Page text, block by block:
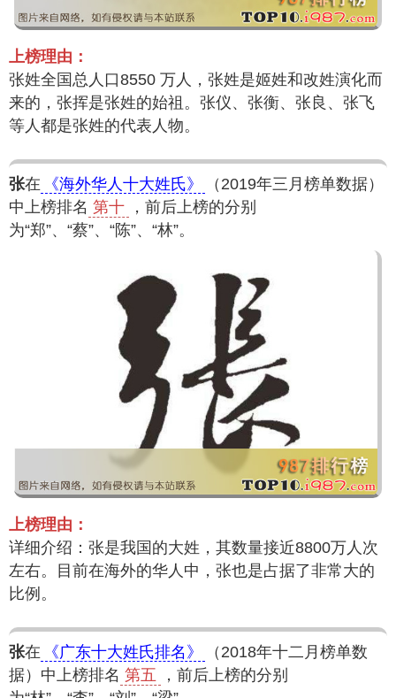
上榜理由：
张姓全国总人口8550 万人，张姓是姬姓和改姓演化而
来的，张挥是张姓的始祖。张仪、张衡、张良、张飞
等人都是张姓的代表人物。
张在 《海外华人十大姓氏》
（2019年三月榜单数据）
中上榜排名 第十
，前后上榜的分别
为“郑”、“蔡”、“陈”、“林”。
上榜理由：
详细介绍：张是我国的大姓，其数量接近8800万人次
左右。目前在海外的华人中，张也是占据了非常大的
比例。
张在 《广东十大姓氏排名》
（2018年十二月榜单数
据）中上榜排名 第五
，前后上榜的分别